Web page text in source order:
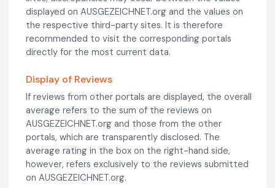
displayed on AUSGEZEICHNET.org and the values on
the respective third-party sites. It is therefore
recommended to visit the corresponding portals
directly for the most current data.
Display of Reviews
If reviews from other portals are displayed, the overall
average refers to the sum of the reviews on
AUSGEZEICHNET.org and those from the other
portals, which are transparently disclosed. The
average rating in the box on the right-hand side,
however, refers exclusively to the reviews submitted
on AUSGEZEICHNET.org.